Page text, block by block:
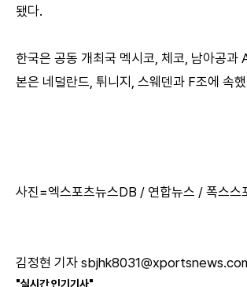
됐다.
한국은 공동 개최국 멕시코, 체코, 남아공과
본은 네덜란드, 튀니지, 스웨덴과 F조에 속
사진=엑스포츠뉴스DB / 연합뉴스 / 폭스스
김정현 기자
"실시간 인기기사"